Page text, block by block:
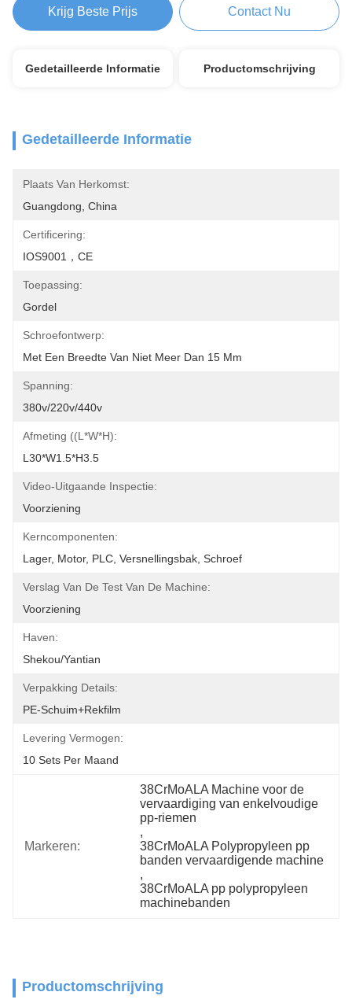
Krijg Beste Prijs Contact Nu
Gedetailleerde Informatie Productomschrijving
Gedetailleerde Informatie
Plaats Van Herkomst:
Guangdong, China
Certificering:
IOS9001，CE
Toepassing:
Gordel
Schroefontwerp:
Met Een Breedte Van Niet Meer Dan 15 Mm
Spanning:
380v/220v/440v
Afmeting ((L*W*H):
L30*W1.5*H3.5
Video-Uitgaande Inspectie:
Voorziening
Kerncomponenten:
Lager, Motor, PLC, Versnellingsbak, Schroef
Verslag Van De Test Van De Machine:
Voorziening
Haven:
Shekou/yantian
Verpakking Details:
PE-Schuim+rekfilm
Levering Vermogen:
10 Sets Per Maand
Markeren:
38CrMoALA Machine voor de
vervaardiging van enkelvoudige
pp-riemen
,
38CrMoALA Polypropyleen pp
banden vervaardigende machine
,
38CrMoALA pp polypropyleen
machinebanden
Productomschrijving